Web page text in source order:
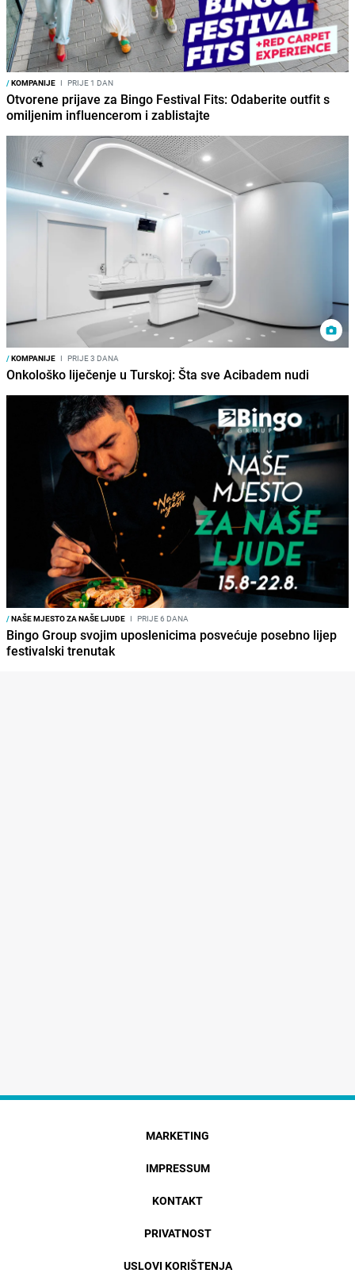
/KOMPANIJE I PRIJE 1 DAN
Otvorene prijave za Bingo Festival Fits: Odaberite outfit s
omiljenim influencerom i zablistajte
/KOMPANIJE I PRIJE 3 DANA
Onkološko liječenje u Turskoj: Šta sve Acibadem nudi
/NAŠE MJESTO ZA NAŠE LJUDE I PRIJE 6 DANA
Bingo Group svojim uposlenicima posvećuje posebno lijep
festivalski trenutak
MARKETING
IMPRESSUM
KONTAKT
PRIVATNOST
USLOVI KORIŠTENJA